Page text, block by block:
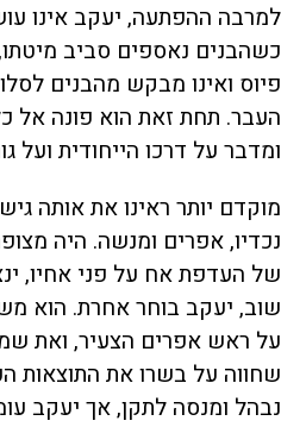
למרבה ההפתעה, יעקב אינו
כשהבנים נאספים סביב
פיוס ואינו מבקש מהבנים
העבר. תחת זאת הוא פונה אל
ומדבר על דרכו הייחודית ועל
מוקדם יותר ראינו את אותה
נכדיו, אפרים ומנשה. היה
של העדפת אח על פני אחיו,
שוב, יעקב בוחר אחרת. הוא
על ראש אפרים הצעיר, ואת
שחווה על בשרו את התוצאות
נבהל ומנסה לתקן, אך יעקב